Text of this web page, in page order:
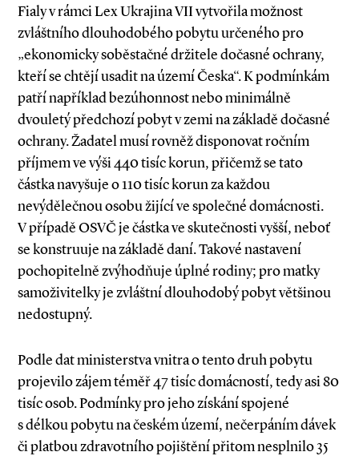
Fialy v rámci Lex Ukrajina VII vytvořila možnost
zvláštního dlouhodobého pobytu určeného pro
„ekonomicky soběstačné držitele dočasné ochrany,
kteří se chtějí usadit na území Česka“. K podmínkám
patří například bezúhonnost nebo minimálně
dvouletý předchozí pobyt v zemi na základě dočasné
ochrany. Žadatel musí rovněž disponovat ročním
příjmem ve výši 440 tisíc korun, přičemž se tato
částka navyšuje o 110 tisíc korun za každou
nevýdělečnou osobu žijící ve společné domácnosti.
V případě OSVČ je částka ve skutečnosti vyšší, neboť
se konstruuje na základě daní. Takové nastavení
pochopitelně zvýhodňuje úplné rodiny; pro matky
samoživitelky je zvláštní dlouhodobý pobyt většinou
nedostupný.
Podle dat ministerstva vnitra o tento druh pobytu
projevilo zájem téměř 47 tisíc domácností, tedy asi 80
tisíc osob. Podmínky pro jeho získání spojené
s délkou pobytu na českém území, nečerpáním dávek
či platbou zdravotního pojištění přitom nesplnilo 35